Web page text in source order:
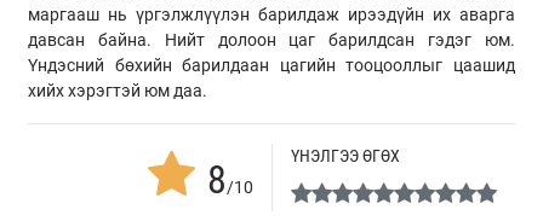
маргааш нь үргэлжлүүлэн барилдаж ирээдүйн их аварга
давсан байна. Нийт долоон цаг барилдсан гэдэг юм.
Үндэсний бөхийн барилдаан цагийн тооцооллыг цаашид
хийх хэрэгтэй юм даа.
8/10
ҮНЭЛГЭЭ ӨГӨХ